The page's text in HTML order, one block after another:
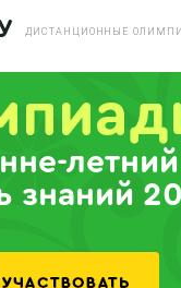
ДИСТАНЦИОННЫЕ
летний
знаний